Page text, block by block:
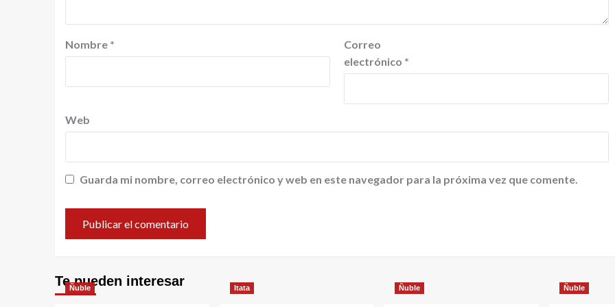
Nombre *
Correo
electrónico *
Web
Guarda mi nombre, correo electrónico y web en este navegador para la próxima vez que comente.
Te pueden interesar
Ñuble Itata Ñuble Ñuble